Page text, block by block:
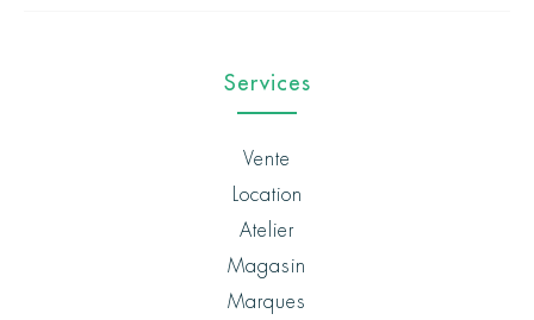
Services
Vente
Location
Atelier
Magasin
Marques